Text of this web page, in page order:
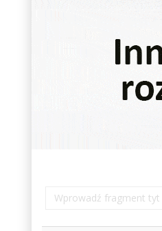
Wprowadź
fragment